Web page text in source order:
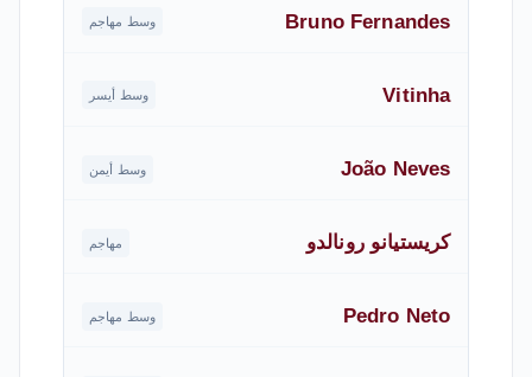
Bruno Fernandes وسط مهاجم
Vitinha وسط أيسر
João Neves وسط أيمن
كريستيانو رونالدو مهاجم
Pedro Neto وسط مهاجم